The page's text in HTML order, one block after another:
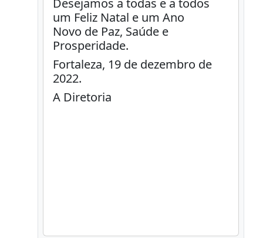
Desejamos a todas e a todos
um Feliz Natal e um Ano
Novo de Paz, Saúde e
Prosperidade.
Fortaleza, 19 de dezembro de
2022.
A Diretoria